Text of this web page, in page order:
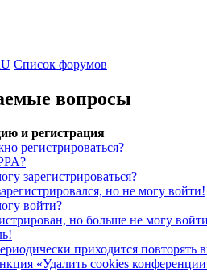
Список форумов
вопросы
и регистрация
регистрироваться?
зарегистрироваться?
но не могу войти!
войти?
но больше не могу
приходится повторять
«Удалить cookies